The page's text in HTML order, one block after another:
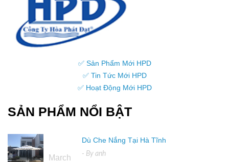
✅ Sản Phẩm Mới HPD
✅ Tin Tức Mới HPD
✅ Hoạt Động Mới HPD
SẢN PHẨM NỔI BẬT
March
Dù Che Nắng Tại Hà Tĩnh
- By anh